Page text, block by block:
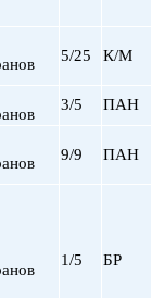
5/25 К/М
3/5 ПАН
9/9 ПАН
1/5 БР